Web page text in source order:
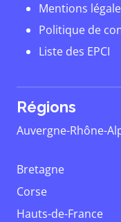
Mentions
Politique de
Liste des EPCI
Régions
Auvergne-Rhône-
Bretagne
Corse
Hauts-de-France